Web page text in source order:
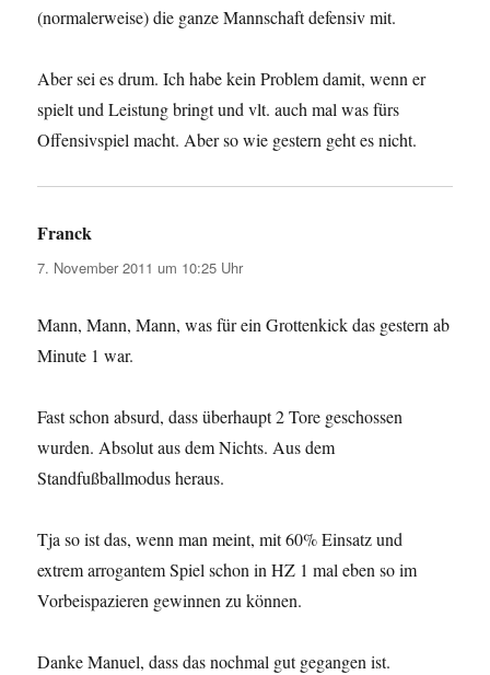
(normalerweise) die ganze Mannschaft defensiv mit.
Aber sei es drum. Ich habe kein Problem damit, wenn er
spielt und Leistung bringt und vlt. auch mal was fürs
Offensivspiel macht. Aber so wie gestern geht es nicht.
Franck
7. November 2011 um 10:25 Uhr
Mann, Mann, Mann, was für ein Grottenkick das gestern ab
Minute 1 war.
Fast schon absurd, dass überhaupt 2 Tore geschossen
wurden. Absolut aus dem Nichts. Aus dem
Standfußballmodus heraus.
Tja so ist das, wenn man meint, mit 60% Einsatz und
extrem arrogantem Spiel schon in HZ 1 mal eben so im
Vorbeispazieren gewinnen zu können.
Danke Manuel, dass das nochmal gut gegangen ist.